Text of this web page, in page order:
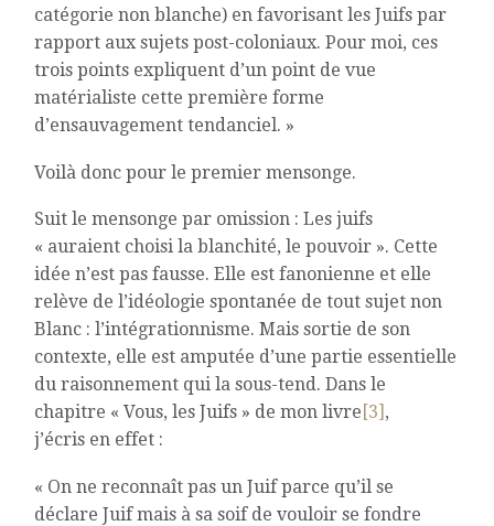
catégorie non blanche) en favorisant les Juifs par
rapport aux sujets post-coloniaux. Pour moi, ces
trois points expliquent d’un point de vue
matérialiste cette première forme
d’ensauvagement tendanciel. »
Voilà donc pour le premier mensonge.
Suit le mensonge par omission : Les juifs
« auraient choisi la blanchité, le pouvoir ». Cette
idée n’est pas fausse. Elle est fanonienne et elle
relève de l’idéologie spontanée de tout sujet non
Blanc : l’intégrationnisme. Mais sortie de son
contexte, elle est amputée d’une partie essentielle
du raisonnement qui la sous-tend. Dans le
chapitre « Vous, les Juifs » de mon livre [3] ,
j’écris en effet :
« On ne reconnaît pas un Juif parce qu’il se
déclare Juif mais à sa soif de vouloir se fondre